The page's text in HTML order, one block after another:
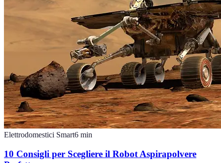
Elettrodomestici Smart6 min
10 Consigli per Scegliere il Robot Aspirapolvere